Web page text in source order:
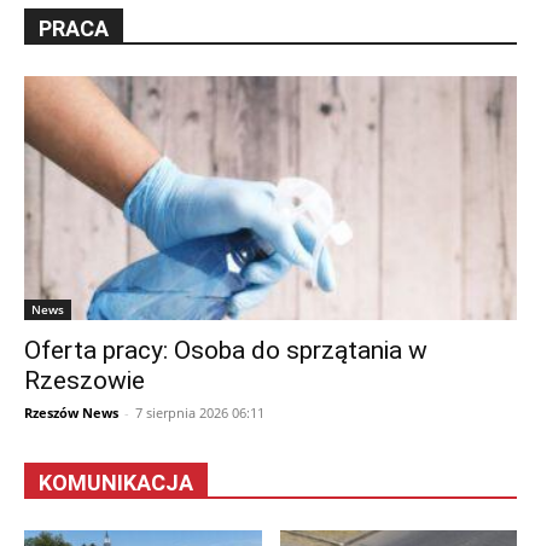
PRACA
News
Oferta pracy: Osoba do sprzątania w
Rzeszowie
Rzeszów News - 7 sierpnia 2026 06:11
KOMUNIKACJA